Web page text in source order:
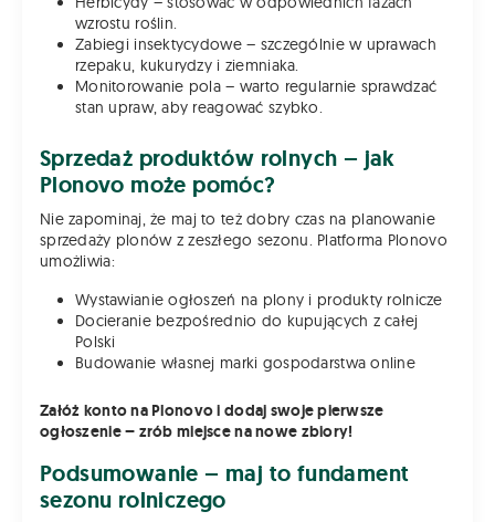
wzrostu roślin.
Zabiegi insektycydowe – szczególnie w uprawach
rzepaku, kukurydzy i ziemniaka.
Monitorowanie pola – warto regularnie sprawdzać
stan upraw, aby reagować szybko.
Sprzedaż produktów rolnych – jak
Plonovo może pomóc?
Nie zapominaj, że maj to też dobry czas na planowanie
sprzedaży plonów z zeszłego sezonu. Platforma Plonovo
umożliwia:
Wystawianie ogłoszeń na plony i produkty rolnicze
Docieranie bezpośrednio do kupujących z całej
Polski
Budowanie własnej marki gospodarstwa online
Załóż konto na Plonovo i dodaj swoje pierwsze
ogłoszenie – zrób miejsce na nowe zbiory!
Podsumowanie – maj to fundament
sezonu rolniczego